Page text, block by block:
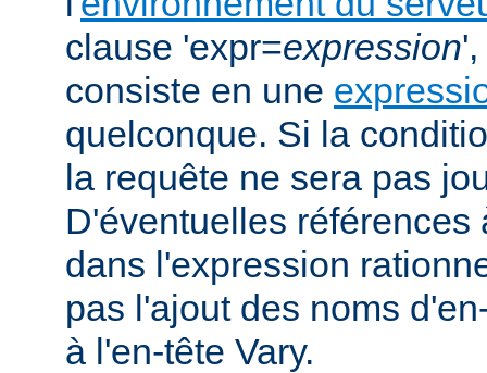
clause 'expr=expression
consiste en une
quelconque. Si la
la requête ne sera pas
D'éventuelles références
dans l'expression
pas l'ajout des noms
à l'en-tête Vary.